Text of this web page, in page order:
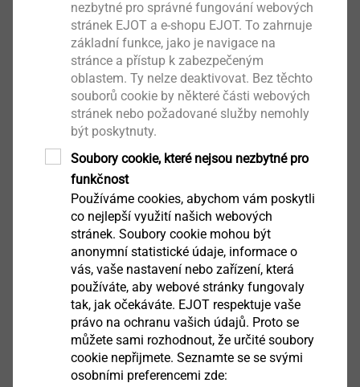
Prohlášení o vlastnostech podle ETA-
18/0680.pdf 1 MB
Produktový list.pdf 466 KB
Návod na montáž.pdf 2 MB
Filtr
JT2-D-2-6.5/7.0x100-E19 EJOGUARD
nezbytné pro správné fungování webových
stránek EJOT a e-shopu EJOT. To zahrnuje
základní funkce, jako je navigace na
stránce a přístup k zabezpečeným
oblastem. Ty nelze deaktivovat. Bez těchto
souborů cookie by některé části webových
stránek nebo požadované služby nemohly
být poskytnuty.
Soubory cookie, které nejsou nezbytné pro
funkčnost
Používáme cookies, abychom vám poskytli
co nejlepší využití našich webových
stránek. Soubory cookie mohou být
anonymní statistické údaje, informace o
vás, vaše nastavení nebo zařízení, která
používáte, aby webové stránky fungovaly
tak, jak očekáváte. EJOT respektuje vaše
právo na ochranu vašich údajů. Proto se
můžete sami rozhodnout, že určité soubory
cookie nepřijmete. Seznamte se se svými
osobními preferencemi zde: